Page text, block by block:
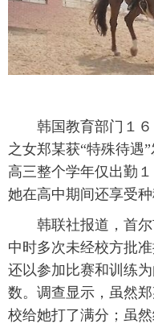
富媒体 摄影
新华电视中文
韩国教育部门１６
之女郑某获“特殊待遇
高三整个学年仅出勤
她在高中期间还享受种
韩联社报道，首尔
中时多次未经校方批
还以参加比赛和训练
数。调查显示，虽然
校给她打了满分；虽